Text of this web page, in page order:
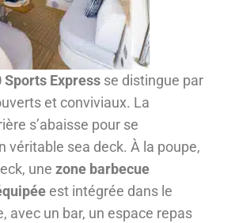
Sports Express se distingue par
et conviviaux. La
s’abaisse pour se
véritable sea deck. À la poupe,
une zone barbecue
est intégrée dans le
avec un bar, un espace repas